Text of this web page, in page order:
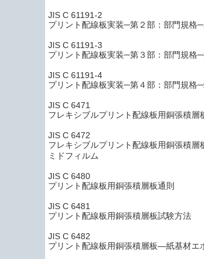
JIS C 61191-2
プリント配線板実装─第２部：部門規格
JIS C 61191-3
プリント配線板実装─第３部：部門規格
JIS C 61191-4
プリント配線板実装─第４部：部門規格
JIS C 6471
フレキシブルプリント配線板用銅張積層
JIS C 6472
フレキシブルプリント配線板用銅張積
ミドフィルム
JIS C 6480
プリント配線板用銅張積層板通則
JIS C 6481
プリント配線板用銅張積層板試験方法
JIS C 6482
プリント配線板用銅張積層板―紙基材エ